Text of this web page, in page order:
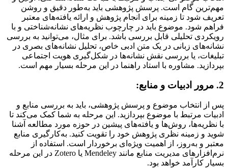
مهم‌ترین گام است. پرسش پژوهشی باید به‌طور دقیق و روشن
تعریف شود تا زمینه برای انجام پژوهش و ارائه یافته‌های معتبر
فراهم شود. موضوع باید در چارچوب نظریه‌های نشانه‌شناختی و با
رویکردی تحلیلی قابل بررسی باشد. برای مثال، می‌توانید به بررسی
نشانه‌های زبانی در یک متن ادبی خاص، تحلیل نشانه‌های بصری در
تبلیغات، یا بررسی نقش نشانه‌ها در شکل‌گیری هویت اجتماعی
بپردازید. مشاوره با استاد راهنما در این مرحله بسیار مهم است.
2. مرور ادبیات و منابع:
پس از انتخاب موضوع و پرسش پژوهشی، باید به بررسی منابع و
ادبیات مرتبط با موضوع بپردازید. این مرحله به شما کمک می‌کند تا
با نظریه‌ها، روش‌ها و یافته‌های پیشین در حوزه مورد مطالعه آشنا
شوید و زمینه نظری پژوهش خود را تقویت کنید. به‌کارگیری منابع
معتبر و به‌روز، از اهمیت ویژه‌ای برخوردار است. استفاده از
نرم‌افزارهای مدیریت منابع مانند Mendeley یا Zotero در این مرحله
بسیار کارآمد خواهد بود.